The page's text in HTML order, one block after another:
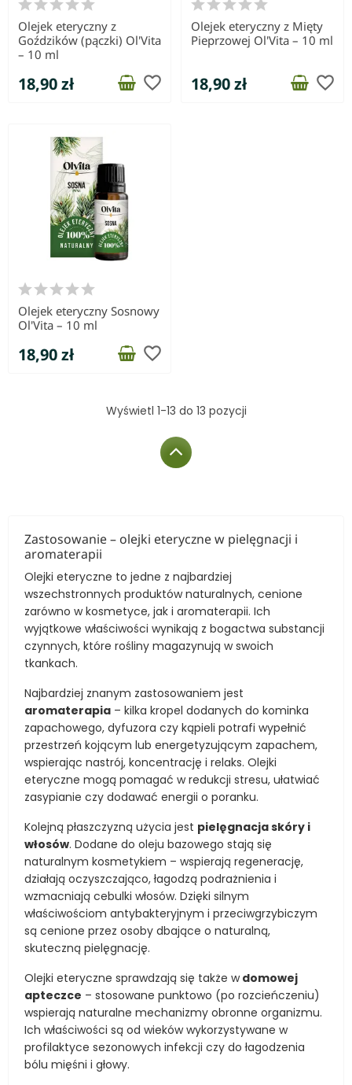
Olejek eteryczny z
Goździków (pączki) Ol'Vita
– 10 ml
18,90 zł favorite_border
Olejek eteryczny z Mięty
Pieprzowej Ol'Vita – 10 ml
18,90 zł favorite_border
Olejek eteryczny Sosnowy
Ol'Vita – 10 ml
18,90 zł favorite_border
Wyświetl 1-13 do 13 pozycji
Zastosowanie – olejki eteryczne w pielęgnacji i
aromaterapii
Olejki eteryczne to jedne z najbardziej
wszechstronnych produktów naturalnych, cenione
zarówno w kosmetyce, jak i aromaterapii. Ich
wyjątkowe właściwości wynikają z bogactwa substancji
czynnych, które rośliny magazynują w swoich
tkankach.
Najbardziej znanym zastosowaniem jest
aromaterapia – kilka kropel dodanych do kominka
zapachowego, dyfuzora czy kąpieli potrafi wypełnić
przestrzeń kojącym lub energetyzującym zapachem,
wspierając nastrój, koncentrację i relaks. Olejki
eteryczne mogą pomagać w redukcji stresu, ułatwiać
zasypianie czy dodawać energii o poranku.
Kolejną płaszczyzną użycia jest pielęgnacja skóry i
włosów. Dodane do oleju bazowego stają się
naturalnym kosmetykiem – wspierają regenerację,
działają oczyszczająco, łagodzą podrażnienia i
wzmacniają cebulki włosów. Dzięki silnym
właściwościom antybakteryjnym i przeciwgrzybiczym
są cenione przez osoby dbające o naturalną,
skuteczną pielęgnację.
Olejki eteryczne sprawdzają się także wdomowej
apteczce – stosowane punktowo (po rozcieńczeniu)
wspierają naturalne mechanizmy obronne organizmu.
Ich właściwości są od wieków wykorzystywane w
profilaktyce sezonowych infekcji czy do łagodzenia
bólu mięśni i głowy.